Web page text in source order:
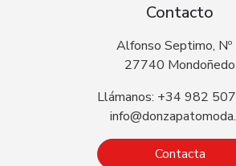
Contacto
Alfonso Septimo, Nº
27740 Mondoñedo
Llámanos: +34 982
Contacta